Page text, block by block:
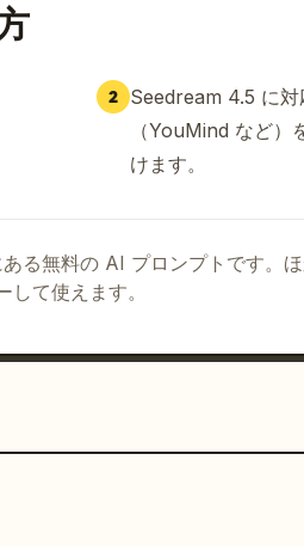
2 Seedream 4.5 に対
（YouMind など）
けます。
る無料の AI プロンプトです。
て使えます。